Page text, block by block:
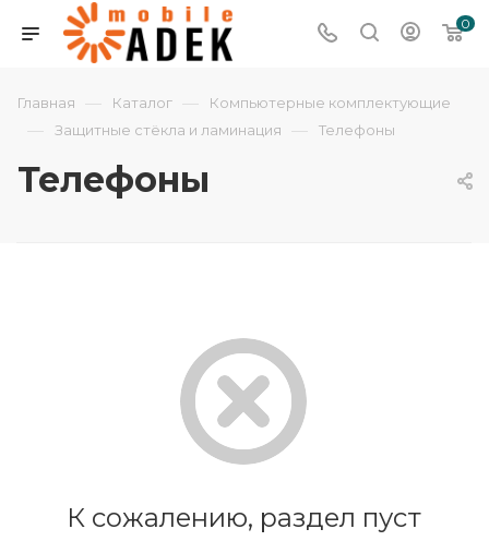
0
Главная — Каталог — Компьютерные комплектующие
— Защитные стёкла и ламинация — Телефоны
Телефоны
К сожалению, раздел пуст